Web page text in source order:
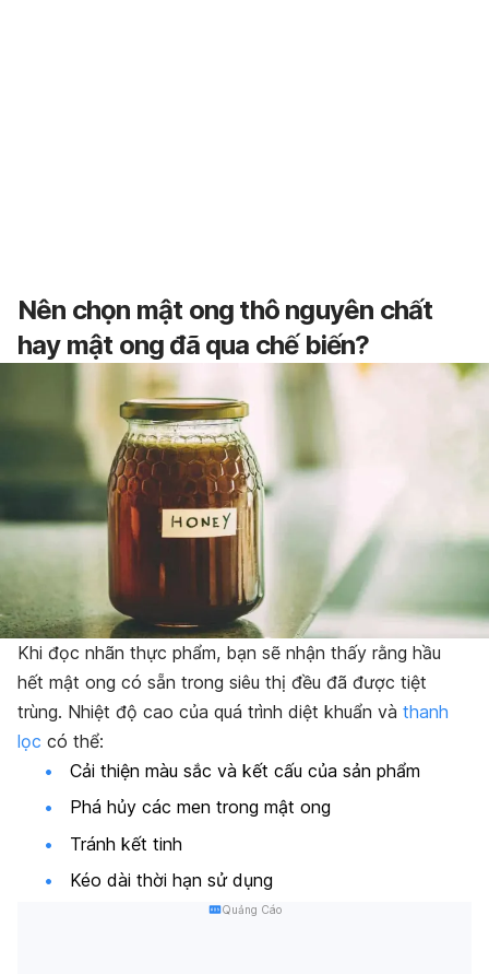
Nên chọn mật ong thô nguyên chất
hay mật ong đã qua chế biến?
Khi đọc nhãn thực phẩm, bạn sẽ nhận thấy rằng hầu
hết mật ong có sẵn trong siêu thị đều đã được tiệt
trùng. Nhiệt độ cao của quá trình diệt khuẩn và thanh
lọc có thể:
Cải thiện màu sắc và kết cấu của sản phẩm
Phá hủy các men trong mật ong
Tránh kết tinh
Kéo dài thời hạn sử dụng
Quảng Cáo